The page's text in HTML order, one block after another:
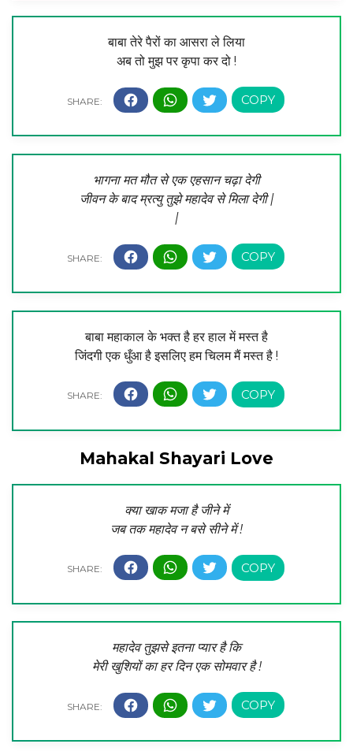
बाबा तेरे पैरों का आसरा ले लिया
अब तो मुझ पर कृपा कर दो !
भागना मत मौत से एक एहसान चढ़ा देगी
जीवन के बाद म्रत्यु तुझे महादेव से मिला देगी |
|
बाबा महाकाल के भक्त है हर हाल में मस्त है
जिंदगी एक धुँआ है इसलिए हम चिलम मैं मस्त है !
Mahakal Shayari Love
क्या खाक मजा है जीने में
जब तक महादेव न बसे सीने में !
महादेव तुझसे इतना प्यार है कि
मेरी खुशियों का हर दिन एक सोमवार है !